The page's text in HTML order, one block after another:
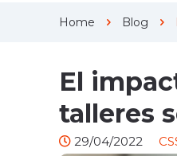
Home Blog
El
talleres
29/04/2022